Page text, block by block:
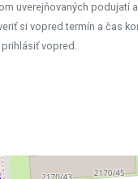
uverejňovaných podujatí
si vopred termín a čas
vopred.